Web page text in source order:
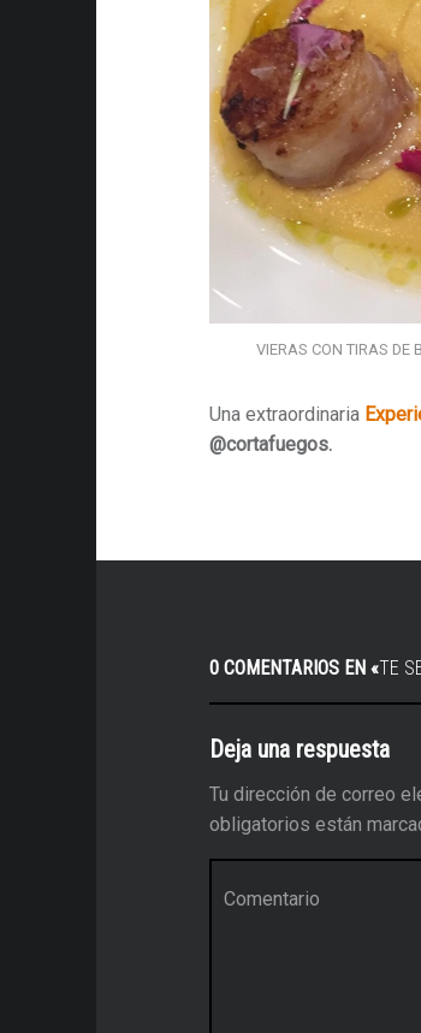
VIERAS CON TIRAS DE
Una extraordinaria
@cortafuegos.
0 COMENTARIOS EN «TE
Deja una respuesta
Tu dirección de correo
obligatorios están